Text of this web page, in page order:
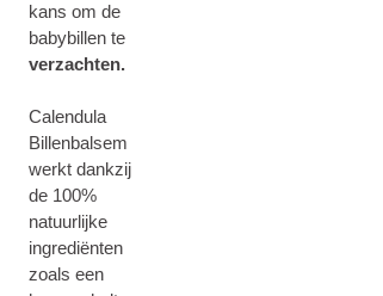
kans om de
babybillen te
verzachten.
Calendula
Billenbalsem
werkt dankzij
de 100%
natuurlijke
ingrediënten
zoals een